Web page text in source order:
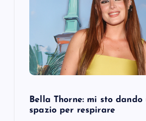
Bella Thorne: mi sto dando
spazio per respirare